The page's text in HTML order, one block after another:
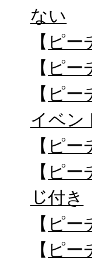
ない
【 ピー
【 ピー
【 ピー
イベン
【 ピー
【 ピー
じ付き
【 ピー
【 ピー